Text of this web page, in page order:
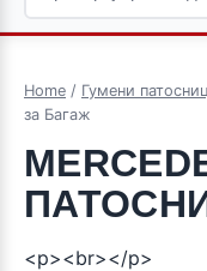
Home / Гумени
за Багаж
<p><br></p>